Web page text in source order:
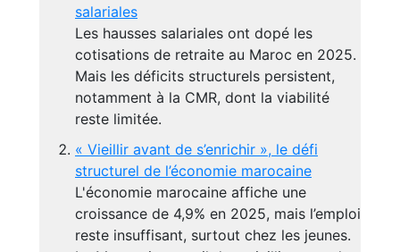
salariales
Les hausses salariales ont dopé les
cotisations de retraite au Maroc en 2025.
Mais les déficits structurels persistent,
notamment à la CMR, dont la viabilité
reste limitée.
« Vieillir avant de s’enrichir », le défi
structurel de l’économie marocaine
L'économie marocaine affiche une
croissance de 4,9% en 2025, mais l’emploi
reste insuffisant, surtout chez les jeunes.